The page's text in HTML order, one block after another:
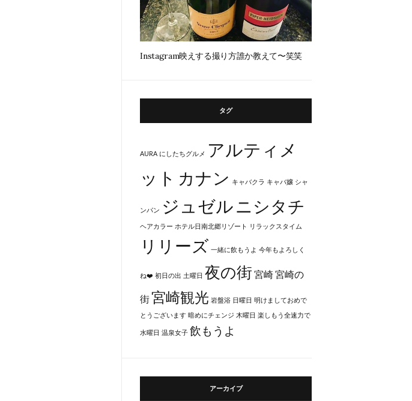
Instagram映えする撮り方誰か教えて〜笑笑
タグ
AURA にしたちグルメ
アルティメ
ット カナン キャバクラ キャバ嬢 シャ
ンパン ジュゼルニシタチ
ヘアカラー ホテル日南北郷リゾート リラックスタイム
リリーズ 一緒に飲もうよ 今年もよろしく
ね❤️ 初日の出 土曜日 夜の街 宮崎宮崎の
街 宮崎観光 岩盤浴 日曜日 明けましておめで
とうございます 暗めにチェンジ 木曜日 楽しもう全速力で
水曜日 温泉女子 飲もうよ
アーカイブ